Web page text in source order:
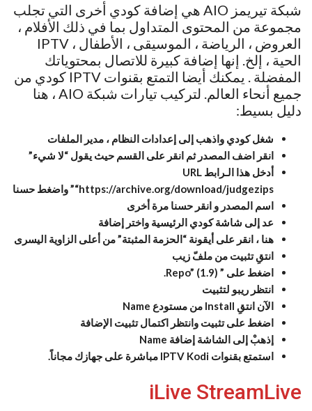
شبكة تيريمز AIO هي إضافة كودي أخرى التي تجلب
مجموعة من المحتوى المتداول بما في ذلك الأفلام ،
العروض ، الرياضة ، الموسيقى ، الأطفال ، IPTV
الحية ، إلخ. إنها إضافة كبيرة للاتصال بمحتوياتك
المفضلة . يمكنك أيضا التمتع بقنوات IPTV كودي من
جميع أنحاء العالم. لتركيب تيارات شبكة AIO ، هنا
دليل بسيط:
شغل كودي واذهب إلى إعدادات النظام ، مدير الملفات
انقر اضف المصدر ثم انقر على القسم حيث يقول “لا شيء”
أدخل هذا الـرابط URL
“https://archive.org/download/judgezips” واضغط حسنا
اسم المصدر و انقر حسنا مرة أخرى
عد إلى شاشة كودي الرئيسية واختر إضافة
هنا ، انقر على أيقونة “الحزمة المثبتة” من أعلى الزاوية اليسرى
انتقِ تثبيت من ملفّ زيب
اضغط على ” Repo” (1.9).
انتظر ريبو لتثبيت
الآن انتقِ Install من مستودع Name
اضغط على تثبيت وانتظر اكتمال تثبيت الإضافة
إذهبْ إلى الشاشة إضافة Name
استمتع بقنوات IPTV Kodi مباشرة على جهازك مجاناً.
iLive StreamLive